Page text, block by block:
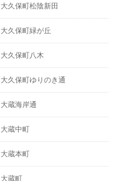
大久保町松陰新田
大久保町緑が丘
大久保町八木
大久保町ゆりのき通
大蔵海岸通
大蔵中町
大蔵本町
大蔵町